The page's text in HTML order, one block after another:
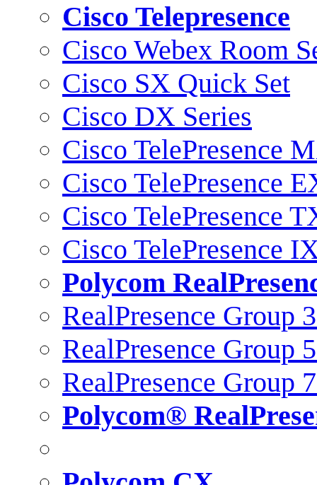
Cisco Telepresence
Cisco Webex Room
Cisco SX Quick Set
Cisco DX Series
Cisco TelePresence
Cisco TelePresence
Cisco TelePresence
Cisco TelePresence
Polycom
RealPresence Group
RealPresence Group
RealPresence Group
Polycom®